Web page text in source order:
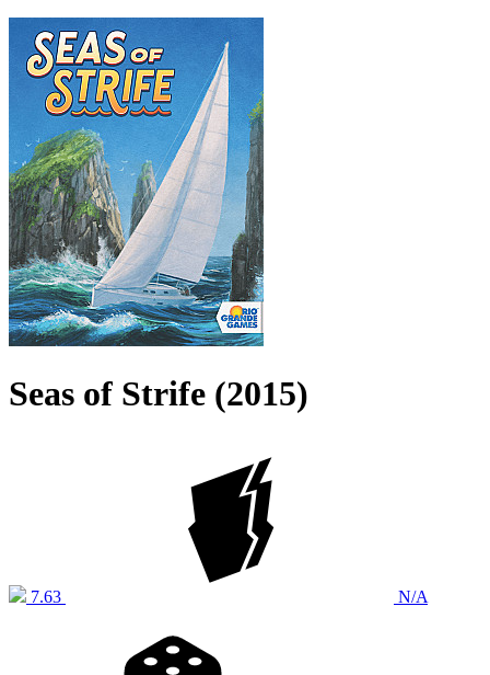
Seas of Strife (2015)
7.63 N/A